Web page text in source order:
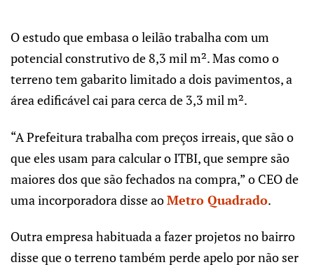
O estudo que embasa o leilão trabalha com um
potencial construtivo de 8,3 mil m². Mas como o
terreno tem gabarito limitado a dois pavimentos, a
área edificável cai para cerca de 3,3 mil m².
“A Prefeitura trabalha com preços irreais, que são o
que eles usam para calcular o ITBI, que sempre são
maiores dos que são fechados na compra,” o CEO de
uma incorporadora disse aoMetro Quadrado.
Outra empresa habituada a fazer projetos no bairro
disse que o terreno também perde apelo por não ser